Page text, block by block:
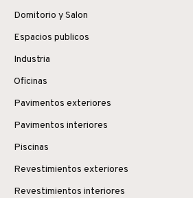
Domitorio y Salon
Espacios publicos
Industria
Oficinas
Pavimentos exteriores
Pavimentos interiores
Piscinas
Revestimientos exteriores
Revestimientos interiores